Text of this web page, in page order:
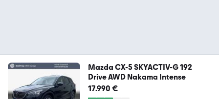
Mazda CX-5 SKYACTIV-G 192
Drive AWD Nakama Intense
17.990 €